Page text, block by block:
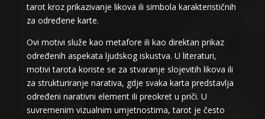
tarot kroz prikazivanje likova ili simbola karakterističnih
za određene karte.
Ovi motivi služe kao metafore ili kao direktan prikaz
određenih aspekata ljudskog iskustva. U literaturi,
motivi tarota koriste se za stvaranje slojevitih likova ili
za strukturiranje narativa, gdje svaka karta predstavlja
određeni narativni element ili preokret u priči. U
suvremenim vizualnim umjetnostima, tarot je često